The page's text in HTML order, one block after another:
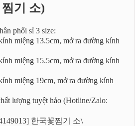
찜기 소)
phối sỉ 3 size:
miệng 13.5cm, mở ra đường kính
miệng 15.5cm, mở ra đường kính
miệng 19cm, mở ra đường kính
lượng tuyệt hảo (Hotline/Zalo: